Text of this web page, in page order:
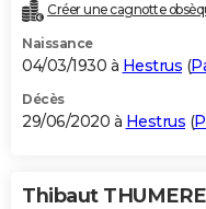
Créer une cagnotte
Naissance
04/03/1930 à Hestrus (
Décès
29/06/2020 à Hestrus (
Thibaut